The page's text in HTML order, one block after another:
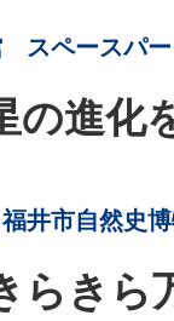
スペースパ
の進化
井市自然史
らきら